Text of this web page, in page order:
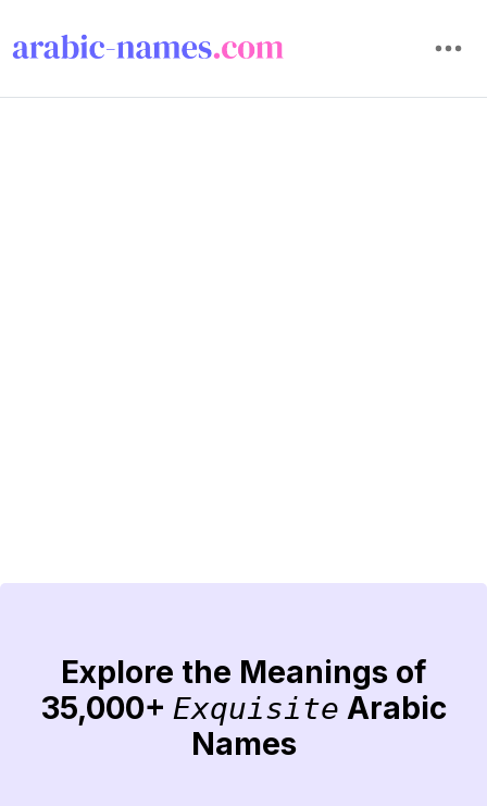
Explore the Meanings of
35,000+ Exquisite Arabic
Names